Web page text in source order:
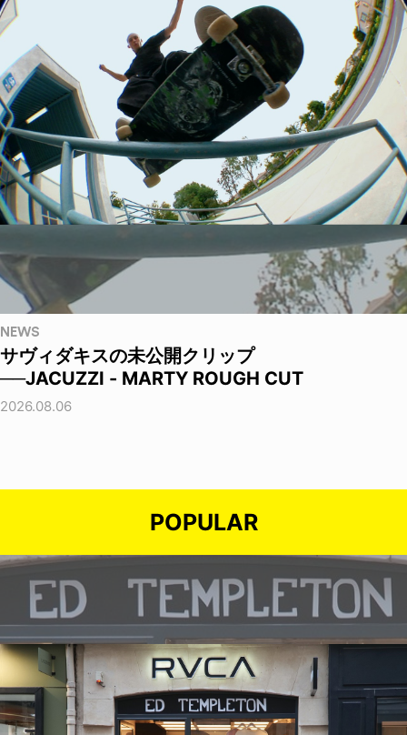
NEWS
サヴィダキスの未公開クリップ
──JACUZZI - MARTY ROUGH CUT
2026.08.06
POPULAR